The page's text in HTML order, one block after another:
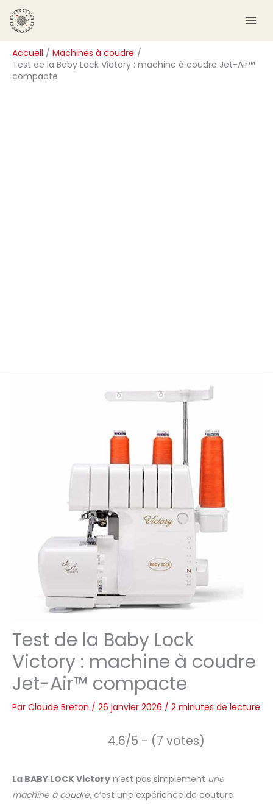
Aller
au
contenu
Accueil
Machines à coudre
Test de la Baby Lock Victory : machine à coudre Jet-Air™
compacte
Test de la Baby Lock
Victory : machine à coudre
Jet-Air™ compacte
Par Claude Breton / 26 janvier 2026 / 2 minutes de lecture
4.6/5 - (7 votes)
La BABY LOCK Victory n’est pas simplement une
machine à coudre, c’est une expérience de couture
R
e
c
h
e